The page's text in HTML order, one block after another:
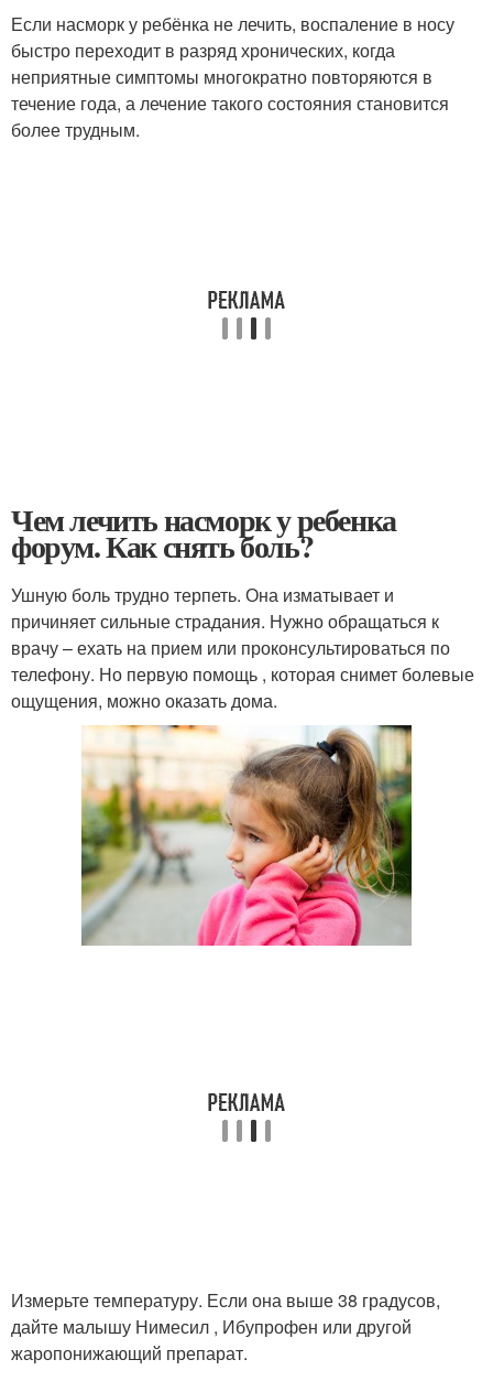
Если насморк у ребёнка не лечить, воспаление в носу
быстро переходит в разряд хронических, когда
неприятные симптомы многократно повторяются в
течение года, а лечение такого состояния становится
более трудным.
Чем лечить насморк у ребенка
форум. Как снять боль?
Ушную боль трудно терпеть. Она изматывает и
причиняет сильные страдания. Нужно обращаться к
врачу – ехать на прием или проконсультироваться по
телефону. Но первую помощь , которая снимет болевые
ощущения, можно оказать дома.
Измерьте температуру. Если она выше 38 градусов,
дайте малышу Нимесил , Ибупрофен или другой
жаропонижающий препарат.